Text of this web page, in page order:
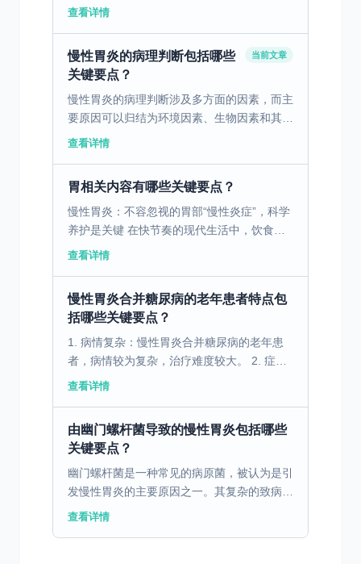
老年人是该疾病的高发人群，容易受到饮食、
查看详情
慢性胃炎的病理判断包括哪些
关键要点？
当前文章
慢性胃炎的病理判断涉及多方面的因素，而主
要原因可以归结为环境因素、生物因素和其他
综合因素。环境因素中，饮食习惯的不规范、
查看详情
胃相关内容有哪些关键要点？
慢性胃炎：不容忽视的胃部“慢性炎症”，科学
养护是关键 在快节奏的现代生活中，饮食不
规律、暴饮暴食、压力过大等问题，让慢性胃
查看详情
慢性胃炎合并糖尿病的老年患者特点包
括哪些关键要点？
1. 病情复杂：慢性胃炎合并糖尿病的老年患
者，病情较为复杂，治疗难度较大。 2. 症状
不明显：老年患者慢性胃炎症状可能不明显，
查看详情
由幽门螺杆菌导致的慢性胃炎包括哪些
关键要点？
幽门螺杆菌是一种常见的病原菌，被认为是引
发慢性胃炎的主要原因之一。其复杂的致病机
制和多样的临床表现，使得对其治疗和管理成
查看详情